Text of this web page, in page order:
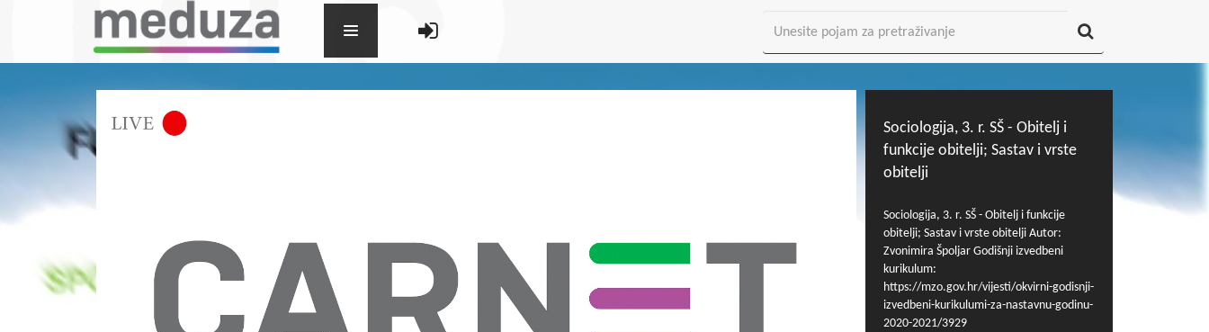
Sociologija, 3. r. SŠ - Obitelj i
funkcije obitelji; Sastav i vrste
obitelji
Sociologija, 3. r. SŠ - Obitelj i funkcije
obitelji; Sastav i vrste obitelji Autor:
Zvonimira Špoljar Godišnji izvedbeni
kurikulum:
https://mzo.gov.hr/vijesti/okvirni-godisnji-
izvedbeni-kurikulumi-za-nastavnu-godinu-
2020-2021/3929